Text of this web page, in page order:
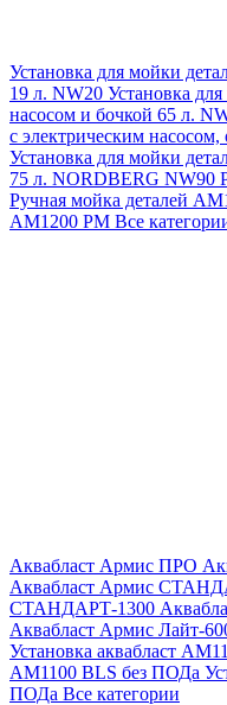
Установка для мойки
19 л. NW20 Установка
насосом и бочкой 65 л.
с электрическим
Установка для мойки
75 л. NORDBERG NW90
Ручная мойка деталей
АМ1200 РМ Все
Аквабласт Армис ПРО
Аквабласт Армис
СТАНДАРТ-1300
Аквабласт Армис Лайт-
Установка аквабласт
AM1100 BLS без ПОДа
ПОДа Все категории